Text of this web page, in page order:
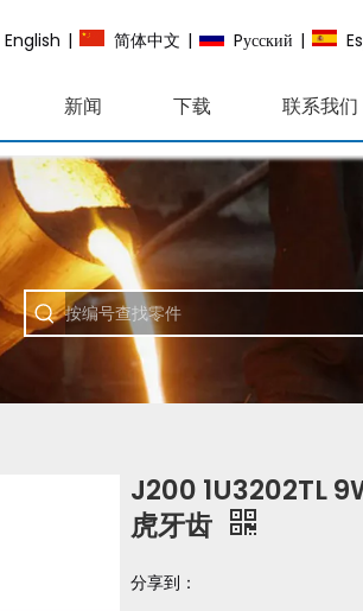
English | 简体中文 | Pусский |
新闻 下载 联系我们
J200 1U3202TL
虎牙齿
分享到：